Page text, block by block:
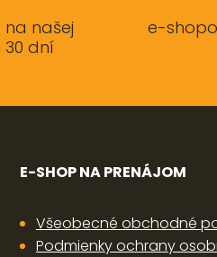
na našej
dní
e-
E-SHOP NA PRENÁJOM
Všeobecné obchodné
Podmienky ochrany